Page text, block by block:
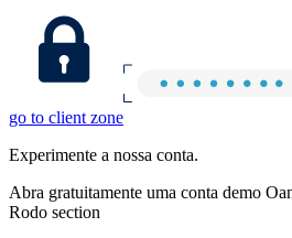
go to client zone
Experimente a nossa conta.
Abra gratuitamente uma conta demo
Rodo section